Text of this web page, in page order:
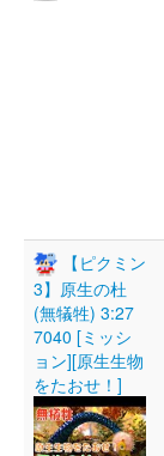
【ピクミン
3】原生の杜
(無犠牲) 3:27
7040 [ミッシ
ョン][原生生物
をたおせ！]